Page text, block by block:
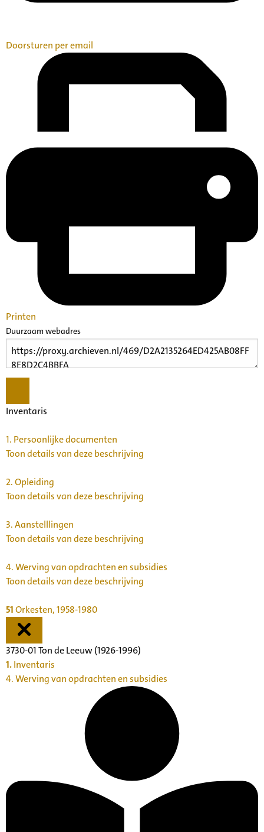
Doorsturen per email
Printen
Duurzaam webadres
Inventaris
1. Persoonlijke documenten
Toon details van deze beschrijving
2.Opleiding
Toon details van deze beschrijving
3.Aanstelllingen
Toon details van deze beschrijving
4.Werving van opdrachten en subsidies
Toon details van deze beschrijving
51Orkesten, 1958-1980
3730-01 Ton de Leeuw (1926-1996)
1.Inventaris
4. Werving van opdrachten en subsidies